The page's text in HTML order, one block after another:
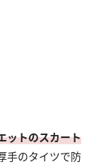
ットのスカート
手のタイツで防